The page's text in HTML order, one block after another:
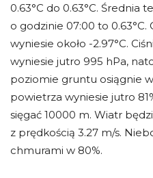
0.63°C do 0.63°C. Średnia
o godzinie 07:00 to
wyniesie około -2.97°C.
wyniesie jutro 995 hPa,
poziomie gruntu osiągnie
powietrza wyniesie jutro
sięgać 10000 m. Wiatr
z prędkością 3.27 m/s.
chmurami w 80%.